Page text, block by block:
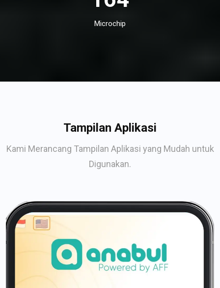
Microchip
Tampilan Aplikasi
Kami Merancang Tampilan Aplikasi yang Mudah untuk
Digunakan.